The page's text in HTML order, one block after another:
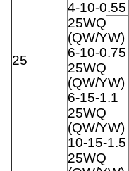
25
4-10-0.55
25WQ
(QW/YW)
6-10-0.75
25WQ
(QW/YW)
6-15-1.1
25WQ
(QW/YW)
10-15-1.5
25WQ